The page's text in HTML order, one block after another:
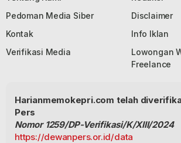
Pedoman Media Siber
Disclaimer
Kontak
Info Iklan
Verifikasi Media
Lowongan
Freelance
Harianmemokepri.com telah
Pers
Nomor 1259/DP-Verifikasi/K/XIII/2024
https://dewanpers.or.id/data